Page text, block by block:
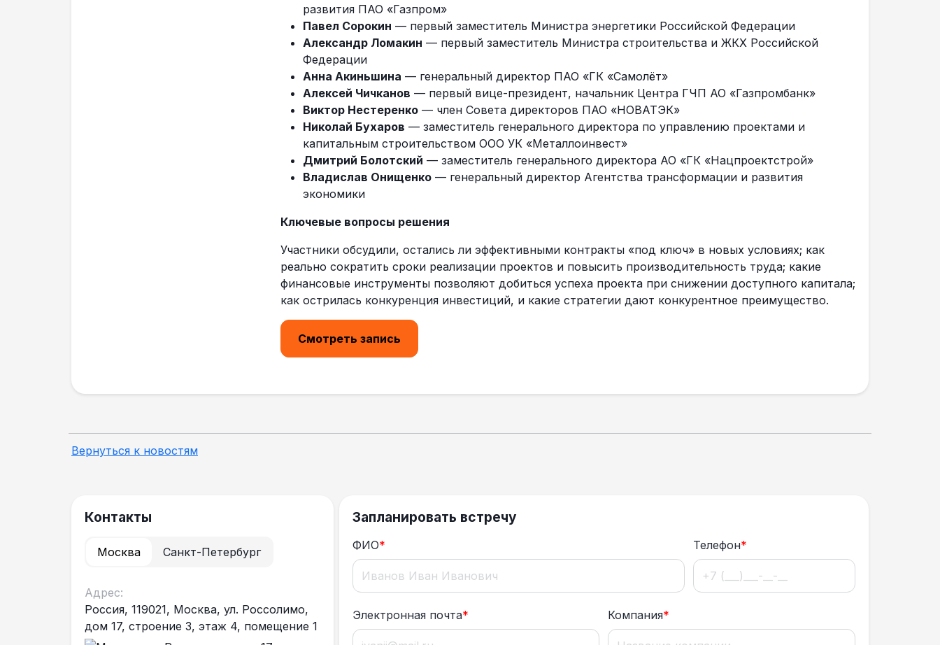
развития ПАО «Газпром»
Павел Сорокин — первый заместитель Министра энергетики Российской Федерации
Александр Ломакин — первый заместитель Министра строительства и ЖКХ Российской
Федерации
Анна Акиньшина — генеральный директор ПАО «ГК «Самолёт»
Алексей Чичканов — первый вице-президент, начальник Центра ГЧП АО «Газпромбанк»
Виктор Нестеренко — член Совета директоров ПАО «НОВАТЭК»
Николай Бухаров — заместитель генерального директора по управлению проектами и
капитальным строительством ООО УК «Металлоинвест»
Дмитрий Болотский — заместитель генерального директора АО «ГК «Нацпроектстрой»
Владислав Онищенко — генеральный директор Агентства трансформации и развития
экономики
Ключевые вопросы решения
Участники обсудили, остались ли эффективными контракты «под ключ» в новых условиях; как
реально сократить сроки реализации проектов и повысить производительность труда; какие
финансовые инструменты позволяют добиться успеха проекта при снижении доступного капитала;
как острилась конкуренция инвестиций, и какие стратегии дают конкурентное преимущество.
Смотреть запись
Вернуться к новостям
Контакты
Москва Санкт-Петербург
Адрес:
Россия, 119021, Москва, ул. Россолимо,
дом 17, строение 3, этаж 4, помещение 1
Запланировать встречу
ФИО* Телефон*
Электронная почта* Компания*